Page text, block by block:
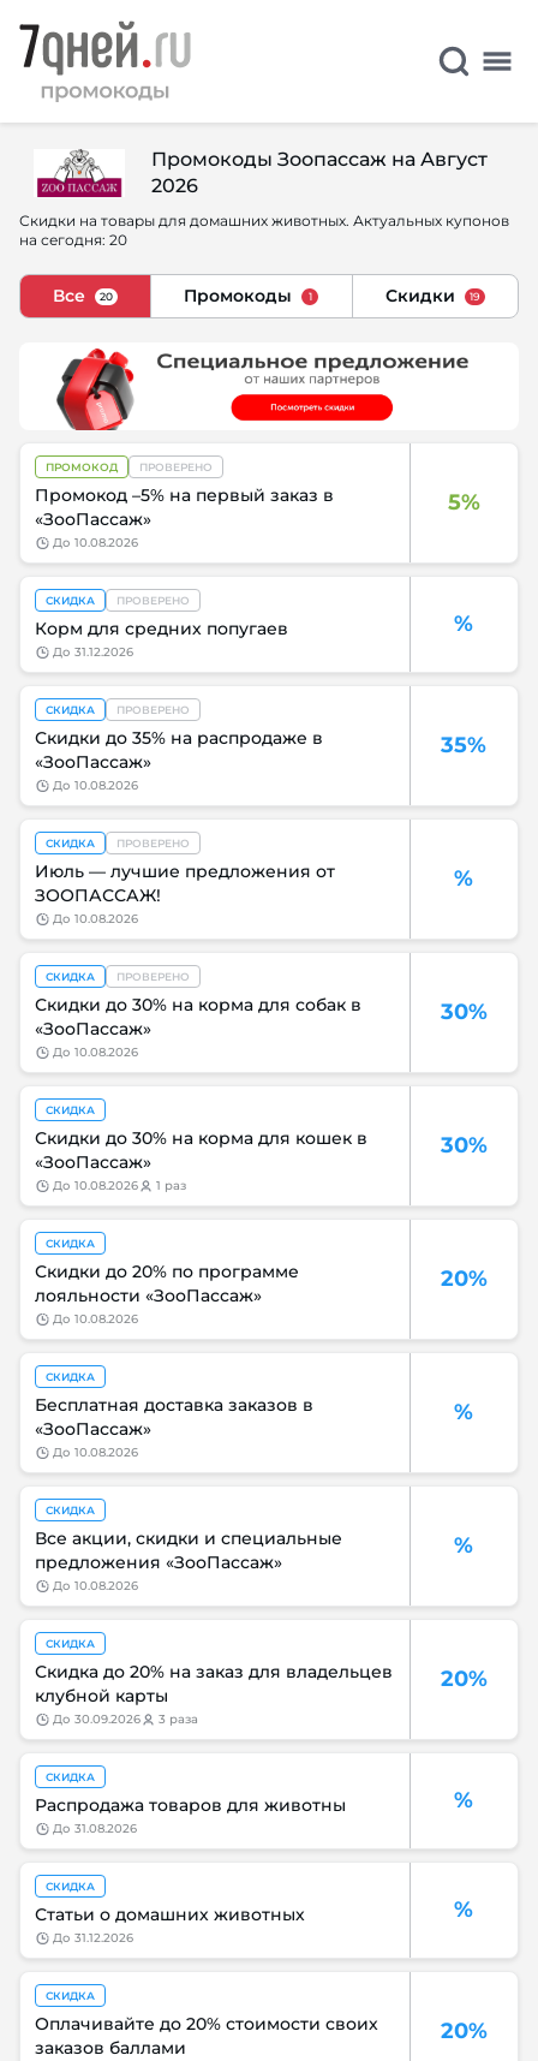
Промокоды Зоопассаж на Август
2026
Скидки на товары для домашних животных. Актуальных купонов
на сегодня: 20
Все 20 Промокоды 1 Скидки 19
5%
ПРОМОКОД ПРОВЕРЕНО
Промокод –5% на первый заказ в
«ЗооПассаж»
до 10.08.2026
%
СКИДКА ПРОВЕРЕНО
Корм для средних попугаев
до 31.12.2026
35%
СКИДКА ПРОВЕРЕНО
Скидки до 35% на распродаже в
«ЗооПассаж»
до 10.08.2026
%
СКИДКА ПРОВЕРЕНО
Июль — лучшие предложения от
ЗООПАССАЖ!
до 10.08.2026
30%
СКИДКА ПРОВЕРЕНО
Скидки до 30% на корма для собак в
«ЗооПассаж»
до 10.08.2026
30%
СКИДКА
Скидки до 30% на корма для кошек в
«ЗооПассаж»
до 10.08.2026 1 раз
20%
СКИДКА
Скидки до 20% по программе
лояльности «ЗооПассаж»
до 10.08.2026
%
СКИДКА
Бесплатная доставка заказов в
«ЗооПассаж»
до 10.08.2026
%
СКИДКА
Все акции, скидки и специальные
предложения «ЗооПассаж»
до 10.08.2026
20%
СКИДКА
Скидка до 20% на заказ для владельцев
клубной карты
до 30.09.2026 3 раза
%
СКИДКА
Распродажа товаров для животны
до 31.08.2026
%
СКИДКА
Статьи о домашних животных
до 31.12.2026
20%
СКИДКА
Оплачивайте до 20% стоимости своих
заказов баллами